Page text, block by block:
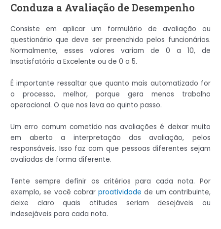
Conduza a Avaliação de Desempenho
Consiste em aplicar um formulário de avaliação ou
questionário que deve ser preenchido pelos funcionários.
Normalmente, esses valores variam de 0 a 10, de
Insatisfatório a Excelente ou de 0 a 5.
É importante ressaltar que quanto mais automatizado for
o processo, melhor, porque gera menos trabalho
operacional. O que nos leva ao quinto passo.
Um erro comum cometido nas avaliações é deixar muito
em aberto a interpretação das avaliação, pelos
responsáveis. Isso faz com que pessoas diferentes sejam
avaliadas de forma diferente.
Tente sempre definir os critérios para cada nota. Por
exemplo, se você cobrarproatividade de um contribuinte,
deixe claro quais atitudes seriam desejáveis ​​ou
indesejáveis ​​para cada nota.